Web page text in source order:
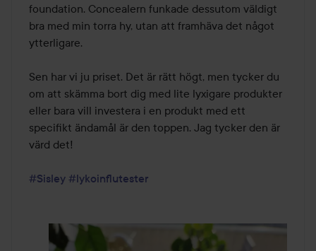
foundation. Concealern funkade dessutom väldigt
bra med min torra hy, utan att framhäva det något
ytterligare.
Sen har vi ju priset. Det är rätt högt, men tycker du
om att skämma bort dig med lite lyxigare produkter
eller bara vill investera i en produkt med ett
specifikt ändamål är den toppen. Jag tycker den är
värd det!
#Sisley #lykoinflutester